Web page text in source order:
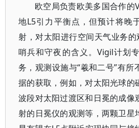
欧空局负责欧美多国合作的
地L5引力平衡点，但预计将晚
射，对太阳进行空间天气业务的
哨兵和守夜的含义。Vigil计划
务，观测设施与“羲和二号”有所
据的获取，例如，对太阳光球的
波段对太阳过渡区和日冕的成像
射的日冕仪的观测等，两颗卫星